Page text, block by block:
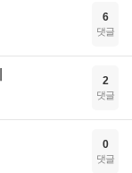
6
댓글
2
댓글
0
댓글